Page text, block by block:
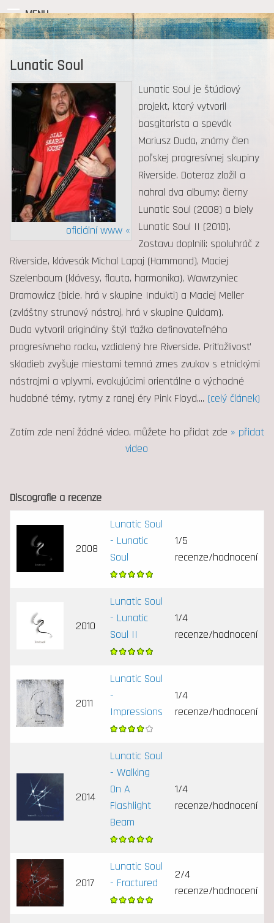
MENU
Lunatic Soul
oficiální www «
Lunatic Soul je štúdiový
projekt, ktorý vytvoril
basgitarista a spevák
Mariusz Duda, známy člen
poľskej progresívnej skupiny
Riverside. Doteraz zložil a
nahral dva albumy: čierny
Lunatic Soul (2008) a biely
Lunatic Soul II (2010).
Zostavu doplnili: spoluhráč z
Riverside, klávesák Michal Lapaj (Hammond), Maciej
Szelenbaum (klávesy, flauta, harmonika), Wawrzyniec
Dramowicz (bicie, hrá v skupine Indukti) a Maciej Meller
(zvláštny strunový nástroj, hrá v skupine Quidam).
Duda vytvoril originálny štýl ťažko definovateľného
progresívneho rocku, vzdialený hre Riverside. Príťažlivosť
skladieb zvyšuje miestami temná zmes zvukov s etnickými
nástrojmi a vplyvmi, evokujúcimi orientálne a východné
hudobné témy, rytmy z ranej éry Pink Floyd,... (celý článek)
Zatím zde není žádné video, můžete ho přidat zde » přidat
video
Discografie a recenze
2008
Lunatic Soul
- Lunatic
Soul
1/5
recenze/hodnocení
2010
Lunatic Soul
- Lunatic
Soul II
1/4
recenze/hodnocení
2011
Lunatic Soul
-
Impressions
1/4
recenze/hodnocení
2014
Lunatic Soul
- Walking
On A
Flashlight
Beam
1/4
recenze/hodnocení
2017
Lunatic Soul
- Fractured
2/4
recenze/hodnocení